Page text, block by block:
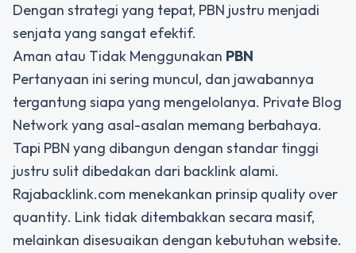
Dengan strategi yang tepat, PBN justru menjadi
senjata yang sangat efektif.
Aman atau Tidak Menggunakan PBN
Pertanyaan ini sering muncul, dan jawabannya
tergantung siapa yang mengelolanya. Private Blog
Network yang asal-asalan memang berbahaya.
Tapi PBN yang dibangun dengan standar tinggi
justru sulit dibedakan dari backlink alami.
Rajabacklink.com menekankan prinsip quality over
quantity. Link tidak ditembakkan secara masif,
melainkan disesuaikan dengan kebutuhan website.